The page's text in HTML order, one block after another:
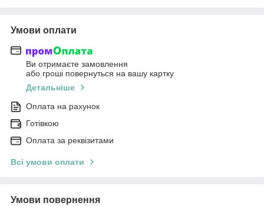
Умови оплати
Ви отримаєте замовлення
або гроші повернуться на вашу картку
Детальніше
Оплата на рахунок
Готівкою
Оплата за реквізитами
Всі умови оплати
Умови повернення